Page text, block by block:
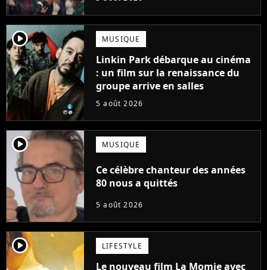
player2 MUSIQUE
Linkin Park débarque au cinéma
: un film sur la renaissance du
groupe arrive en salles
5 août 2026
player2 MUSIQUE
Ce célèbre chanteur des années
80 nous a quittés
5 août 2026
player2 LIFESTYLE
Le nouveau film La Momie avec